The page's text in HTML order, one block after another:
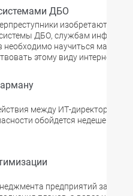
ДБО
изобретают все
ДБО, службам
необходимо научиться
этому виду интернет-
между ИТ-директором и
обойдется недешево
предприятий